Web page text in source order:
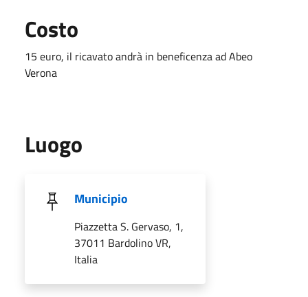
Costo
15 euro, il ricavato andrà in beneficenza ad Abeo
Verona
Luogo
Municipio
Piazzetta S. Gervaso, 1,
37011 Bardolino VR,
Italia